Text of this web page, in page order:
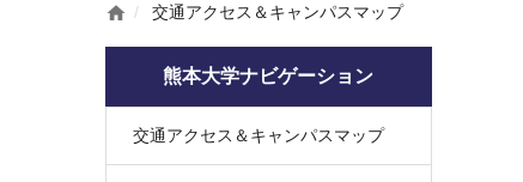
home 交通アクセス＆キャンパスマップ
熊本大学ナビゲーション
交通アクセス＆キャンパスマップ